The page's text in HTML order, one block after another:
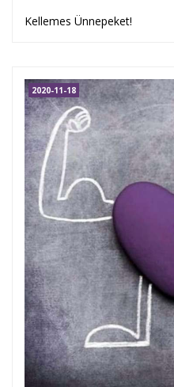
Kellemes Ünnepeket!
2020-11-18